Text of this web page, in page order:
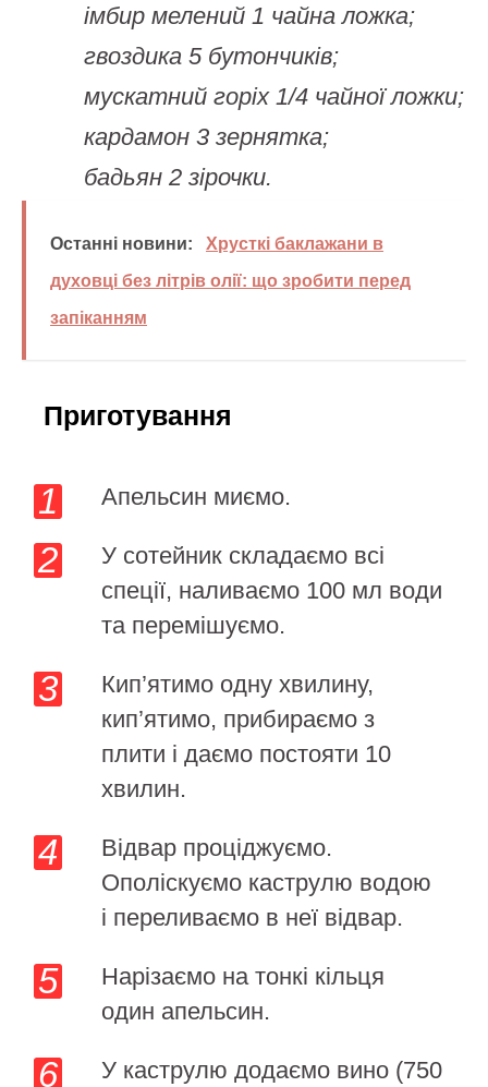
імбир мелений 1 чайна ложка;
гвоздика 5 бутончиків;
мускатний горіх 1/4 чайної ложки;
кардамон 3 зернятка;
бадьян 2 зірочки.
Останні новини:
Хрусткі баклажани в
духовці без літрів олії: що зробити перед
запіканням
Приготування
Апельсин миємо.
У сотейник складаємо всі
спеції, наливаємо 100 мл води
та перемішуємо.
Кип’ятимо одну хвилину,
кип’ятимо, прибираємо з
плити і даємо постояти 10
хвилин.
Відвар проціджуємо.
Ополіскуємо каструлю водою
і переливаємо в неї відвар.
Нарізаємо на тонкі кільця
один апельсин.
У каструлю додаємо вино (750